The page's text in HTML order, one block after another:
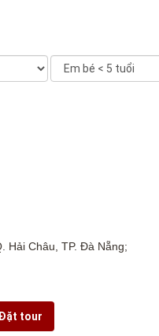
Hải Châu, TP. Đà Nẵng;
tour